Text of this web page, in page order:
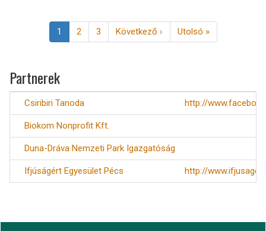
Oldalszámozás
Jelenlegi
oldal
1 Page
2 Page
3
Következő
oldal
Következő ›
Utolsó
oldal
Utolsó »
Partnerek
Csiribiri Tanoda http://
Biokom Nonprofit Kft.
Duna-Dráva Nemzeti Park Igazgatóság
Ifjúságért Egyesület Pécs http://